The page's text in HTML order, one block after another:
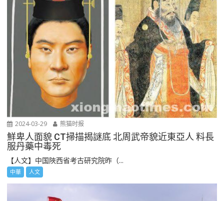
2024-03-29 熊猫时报
鮮卑人面貌 CT掃描揭謎底 北周武帝貌近東亞人 料長
服丹藥中毒死
【人文】中国陜西省考古研究院昨（...
中華 人文